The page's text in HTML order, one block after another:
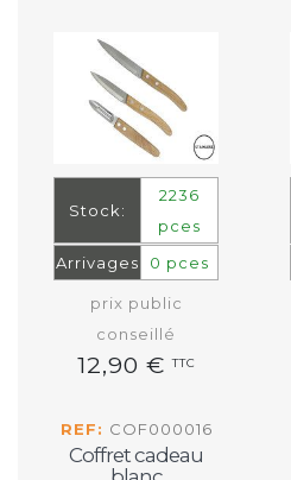
Stock:
2236
pces
Arrivages
0 pces
prix public
conseillé
12,90 €TTC
REF: COF000016
Coffret cadeau